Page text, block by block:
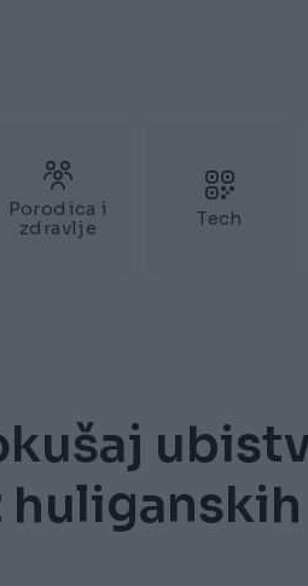
Porodica i
zdravlje
Tech
huliganskih